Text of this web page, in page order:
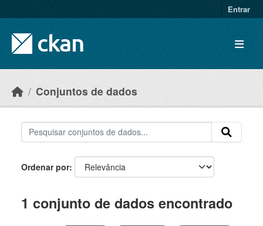
Entrar
Conjuntos de dados
Ordenar por
1 conjunto de dados encontrado